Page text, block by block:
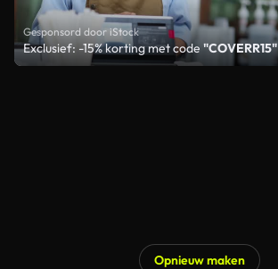
Gesponsord door iStock
Exclusief: -15% korting met code "COVERR15"
Opnieuw maken